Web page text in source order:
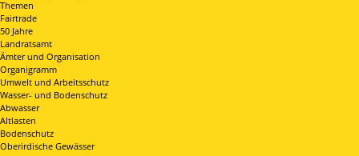
Themen
Fairtrade
50 Jahre
Landratsamt
Ämter und Organisation
Organigramm
Umwelt und Arbeitsschutz
Wasser- und Bodenschutz
Abwasser
Altlasten
Bodenschutz
Oberirdische Gewässer